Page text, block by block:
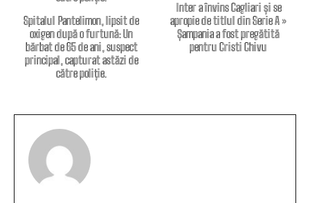
Spitalul Pantelimon, lipsit de
oxigen după o furtună: Un
bărbat de 65 de ani, suspect
principal, capturat astăzi de
către poliție.
Inter a învins Cagliari și se
apropie de titlul din Serie A »
Șampania a fost pregătită
pentru Cristi Chivu